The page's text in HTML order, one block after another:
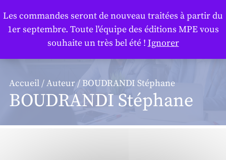
Accueil/Auteur/ BOUDRANDI Stéphane
BOUDRANDI Stéphane
Les commandes seront de nouveau traitées à partir du
1er septembre. Toute l'équipe des éditions MPE vous
souhaite un très bel été ! Ignorer